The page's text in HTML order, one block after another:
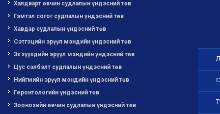
Халдварт өвчин судлалын үндэсний төв
Гэмтэл согог судлалын үндэсний төв
Хавдар судлалын үндэсний төв
Сэтгэцийн эрүүл мэндийн үндэсний төв
Эх хүүхдийн эрүүл мэндийн үндэсний төв
Цус сэлбэлт судлалын үндэсний төв
Нийгмийн эрүүл мэндийн үндэсний төв
Геронтологийн үндэсний төв
Зоонозийн өвчин судлалын үндэсний төв